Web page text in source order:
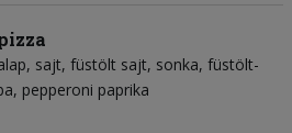
sajt füstölt sajt sonka füstölt-
pepperoni paprika